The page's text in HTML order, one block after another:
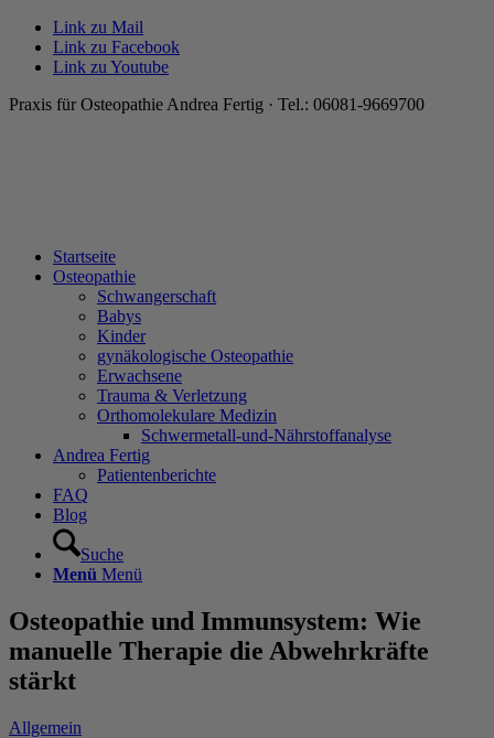
Link zu Mail
Link zu Facebook
Link zu Youtube
Praxis für Osteopathie Andrea Fertig · Tel.: 06081-9669700
Startseite
Osteopathie
Schwangerschaft
Babys
Kinder
gynäkologische Osteopathie
Erwachsene
Trauma & Verletzung
Orthomolekulare Medizin
Schwermetall-und-Nährstoffanalyse
Andrea Fertig
Patientenberichte
FAQ
Blog
Suche
Menü Menü
Osteopathie und Immunsystem: Wie
manuelle Therapie die Abwehrkräfte
stärkt
Allgemein